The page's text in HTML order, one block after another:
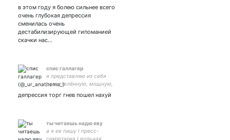
в этом году я болею сильнее всего
очень глубокая депрессия
сменилась очень
дестабилизирующей гипоманией
скачки нас…
спис галлагер
я представляю из себя
разветвлённую, мощную,
систему.
депрессия торг гнев пошел нахуй
ты читаешь надю еву
а я ее пишу I пресс-
секретарка I вольная